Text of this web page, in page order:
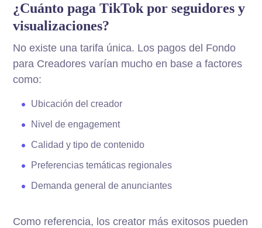
¿Cuánto paga TikTok por seguidores y
visualizaciones?
No existe una tarifa única. Los pagos del Fondo
para Creadores varían mucho en base a factores
como:
Ubicación del creador
Nivel de engagement
Calidad y tipo de contenido
Preferencias temáticas regionales
Demanda general de anunciantes
Como referencia, los creator más exitosos pueden